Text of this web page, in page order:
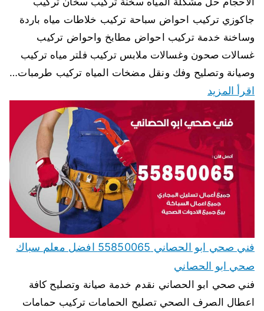
جاكوزي تركيب احواض سباحة تركيب خلاطات مياه باردة
وساخنة خدمة تركيب احواض مطابخ واحواض تركيب
غسالات صحون وغسالات ملابس تركيب فلتر مياه تركيب
وصيانة وتصليح وفك ونقل مضخات المياه تركيب طرمبات…
اقرأ المزيد
فني صحي ابو الحصاني 55850065 افضل معلم سباك
صحي ابو الحصاني
فني صحي ابو الحصاني نقدم خدمة صيانة وتصليح كافة
اعطال الصرف الصحي تصليح الحمامات تركيب حمامات